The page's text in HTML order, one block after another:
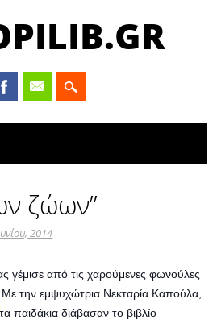
ζώων”
2014
γέμισε από τις χαρούμενες φωνούλες
την εμψυχώτρια Νεκταρία Καπούλα,
παιδάκια διάβασαν το βιβλίο